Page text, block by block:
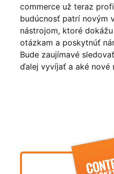
commerce už teraz
budúcnosť patrí novým
nástrojom, ktoré
otázkam a poskytnúť
Bude zaujímavé
ďalej vyvíjať a aké nové